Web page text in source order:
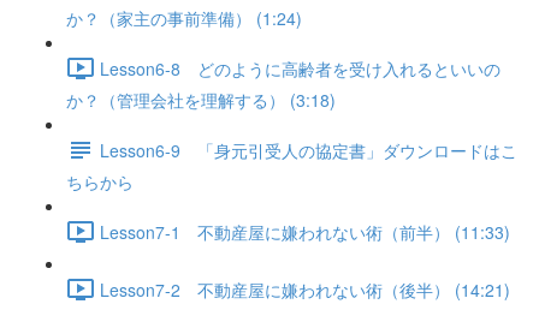
か？（家主の事前準備） (1:24)
Lesson6-8 どのように高齢者を受け入れるといいの
か？（管理会社を理解する） (3:18)
Lesson6-9 「身元引受人の協定書」ダウンロードはこ
ちらから
Lesson7-1 不動産屋に嫌われない術（前半） (11:33)
Lesson7-2 不動産屋に嫌われない術（後半） (14:21)